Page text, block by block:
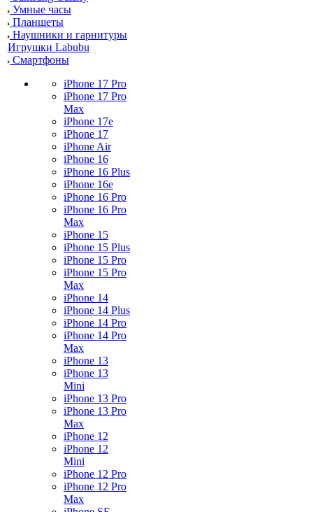
Умные часы
Планшеты
Наушники и гарнитуры
Игрушки Labubu
Смартфоны
iPhone 17 Pro
iPhone 17 Pro
Max
iPhone 17e
iPhone 17
iPhone Air
iPhone 16
iPhone 16 Plus
iPhone 16e
iPhone 16 Pro
iPhone 16 Pro
Max
iPhone 15
iPhone 15 Plus
iPhone 15 Pro
iPhone 15 Pro
Max
iPhone 14
iPhone 14 Plus
iPhone 14 Pro
iPhone 14 Pro
Max
iPhone 13
iPhone 13
Mini
iPhone 13 Pro
iPhone 13 Pro
Max
iPhone 12
iPhone 12
Mini
iPhone 12 Pro
iPhone 12 Pro
Max